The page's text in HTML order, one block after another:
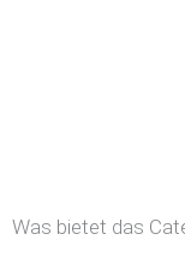
Was bietet das